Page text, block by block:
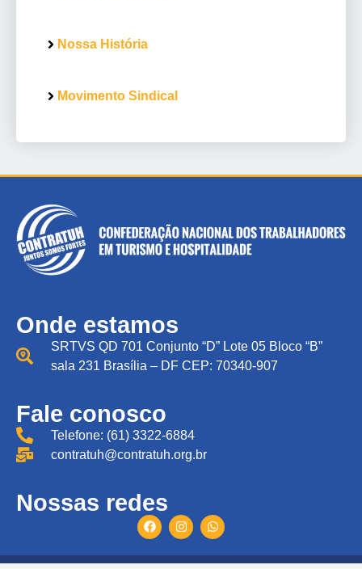
Nossa História
Movimento Sindical
Onde estamos
SRTVS QD 701 Conjunto “D” Lote 05 Bloco “B”
sala 231 Brasília – DF CEP: 70340-907
Fale conosco
Telefone: (61) 3322-6884
contratuh@contratuh.org.br
Nossas redes